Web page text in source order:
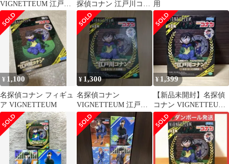
VIGNETTEUM 江戸川
コナン 小さくなった名
探偵 フィギュア
探偵コナン 江戸川コナ
ン ~小さくなった名探
偵~
用
¥ 1,100
名探偵コナン フィギュ
ア VIGNETTEUM
¥ 1,300
名探偵コナン
VIGNETTEUM 江戸川
コナン フィギュア
¥ 1,399
【新品未開封】名探偵
コナン VIGNETTEUM
小さくなった名探偵フ
ィギュア